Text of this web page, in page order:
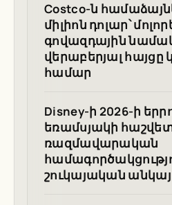
Costco-ն
միլիոն դոլար՝
գովազդային
վերաբերյալ հայցը
համար
Disney-ի 2026-ի
եռամսյակի
ռազմավարական
շուկայական